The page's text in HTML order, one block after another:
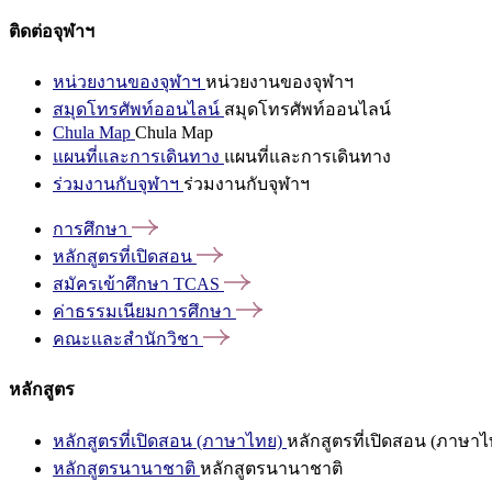
ติดต่อจุฬาฯ
หน่วยงานของจุฬาฯ หน่วยงานของจุฬาฯ
สมุดโทรศัพท์ออนไลน์ สมุดโทรศัพท์ออนไลน์
Chula Map Chula Map
แผนที่และการเดินทาง แผนที่และการเดินทาง
ร่วมงานกับจุฬาฯ ร่วมงานกับจุฬาฯ
การศึกษา
หลักสูตรที่เปิดสอน
สมัครเข้าศึกษา TCAS
ค่าธรรมเนียมการศึกษา
คณะและสำนักวิชา
หลักสูตร
หลักสูตรที่เปิดสอน (ภาษาไทย) หลักสูตรที่เปิดสอน (ภาษาไ
หลักสูตรนานาชาติ หลักสูตรนานาชาติ